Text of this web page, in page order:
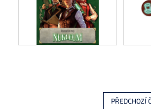
PŘEDCHOZÍ